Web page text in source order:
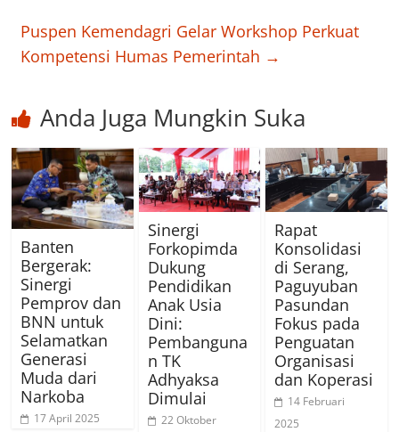
Puspen Kemendagri Gelar Workshop Perkuat
Kompetensi Humas Pemerintah →
Anda Juga Mungkin Suka
Banten
Bergerak:
Sinergi
Pemprov dan
BNN untuk
Selamatkan
Generasi
Muda dari
Narkoba
17 April 2025
Sinergi
Forkopimda
Dukung
Pendidikan
Anak Usia
Dini:
Pembanguna
n TK
Adhyaksa
Dimulai
22 Oktober
Rapat
Konsolidasi
di Serang,
Paguyuban
Pasundan
Fokus pada
Penguatan
Organisasi
dan Koperasi
14 Februari
2025